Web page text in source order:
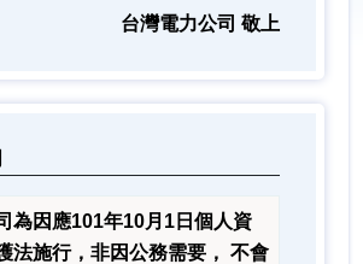
台灣電力公司 敬上
為因應101年10月1日個人資
法施行，非因公務需要， 不會